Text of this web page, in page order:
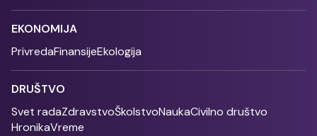
EKONOMIJA
PrivredaFinansijeEkologija
DRUŠTVO
Svet radaZdravstvoŠkolstvoNaukaCivilno društvo
HronikaVreme